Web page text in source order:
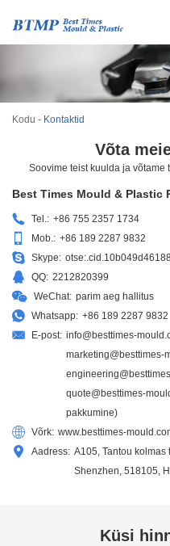
Kodu - Kontaktid
Võta
Soovime teist kuulda ja võtame
Best Times Mould & Plastic
Tel.: +86 755 2357 1734
Mob.: +86 189 2287 9832
Skype:
QQ: 2212820399
WeChat: parim aeg hallitus
Whatsapp: +86 189 2287 9832
E-post: info@besttimes-
marketing@besttimes-
quote@besttimes-
pakkumine)
Võrk: www.besttimes-
Aadress: A105, Tantou kolmas
Shenzhen, 518105,
Küsi